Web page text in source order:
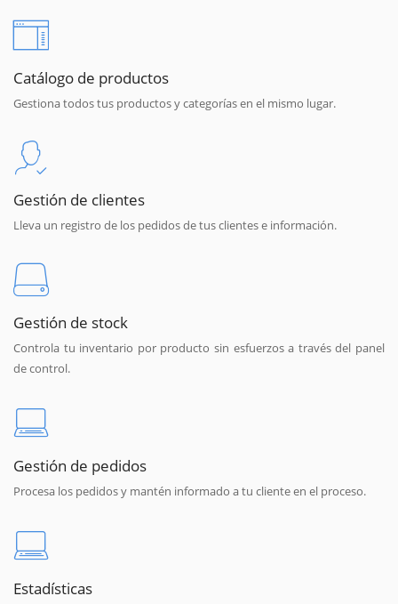
Catálogo de productos
Gestiona todos tus productos y categorías en el mismo lugar.
Gestión de clientes
Lleva un registro de los pedidos de tus clientes e información.
Gestión de stock
Controla tu inventario por producto sin esfuerzos a través del panel
de control.
Gestión de pedidos
Procesa los pedidos y mantén informado a tu cliente en el proceso.
Estadísticas